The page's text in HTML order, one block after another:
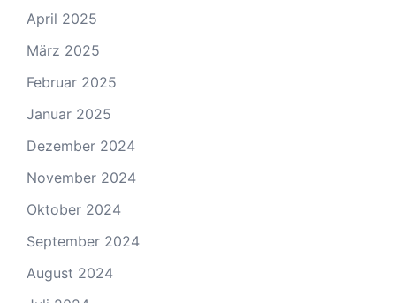
April 2025
März 2025
Februar 2025
Januar 2025
Dezember 2024
November 2024
Oktober 2024
September 2024
August 2024